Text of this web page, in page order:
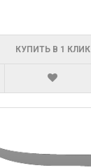
КУПИТЬ В 1 КЛИК